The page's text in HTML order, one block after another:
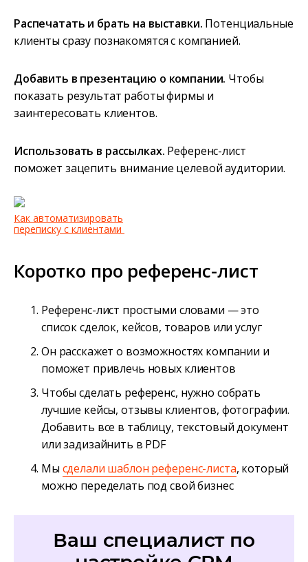
Распечатать и брать на выставки. Потенциальные
клиенты сразу познакомятся с компанией.
Добавить в презентацию о компании. Чтобы
показать результат работы фирмы и
заинтересовать клиентов.
Использовать в рассылках. Референс-лист
поможет зацепить внимание целевой аудитории.
Как автоматизировать
переписку с клиентами
Коротко про референс-лист
Референс-лист простыми словами — это
список сделок, кейсов, товаров или услуг
Он расскажет о возможностях компании и
поможет привлечь новых клиентов
Чтобы сделать референс, нужно собрать
лучшие кейсы, отзывы клиентов, фотографии.
Добавить все в таблицу, текстовый документ
или задизайнить в PDF
Мы сделали шаблон референс-листа, который
можно переделать под свой бизнес
Ваш специалист по